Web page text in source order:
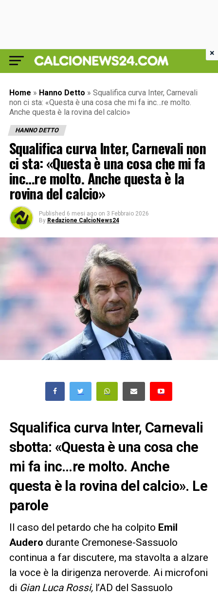
Home » Hanno Detto » Squalifica curva Inter, Carnevali
non ci sta: «Questa è una cosa che mi fa inc…re molto.
Anche questa è la rovina del calcio»
HANNO DETTO
Squalifica curva Inter, Carnevali non
ci sta: «Questa è una cosa che mi fa
inc…re molto. Anche questa è la
rovina del calcio»
Published 6 mesi ago on 3 Febbraio 2026
By Redazione CalcioNews24
Squalifica curva Inter, Carnevali
sbotta: «Questa è una cosa che
mi fa inc…re molto. Anche
questa è la rovina del calcio». Le
parole
Il caso del petardo che ha colpito Emil
Audero durante Cremonese-Sassuolo
continua a far discutere, ma stavolta a alzare
la voce è la dirigenza neroverde. Ai microfoni
di Gian Luca Rossi, l’AD del Sassuolo
×